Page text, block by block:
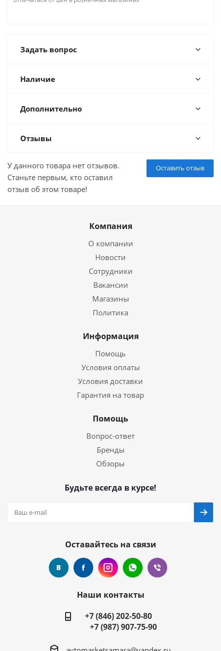
Задать вопрос
Наличие
Дополнительно
Отзывы
Оставить отзыв
У данного товара нет отзывов.
Станьте первым, кто оставил
отзыв об этом товаре!
Компания
О компании
Новости
Сотрудники
Вакансии
Магазины
Политика
Информация
Помощь
Условия оплаты
Условия доставки
Гарантия на товар
Помощь
Вопрос-ответ
Бренды
Обзоры
Будьте всегда в курсе!
Оставайтесь на связи
Наши контакты
+7 (846) 202-50-80
+7 (987) 907-75-90